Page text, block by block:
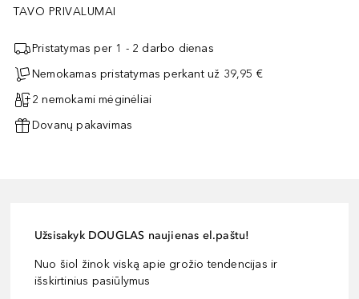
TAVO PRIVALUMAI
Pristatymas per 1 - 2 darbo dienas
Nemokamas pristatymas perkant už 39,95 €
2 nemokami mėginėliai
Dovanų pakavimas
Užsisakyk DOUGLAS naujienas el.paštu!
Nuo šiol žinok viską apie grožio tendencijas ir
išskirtinius pasiūlymus